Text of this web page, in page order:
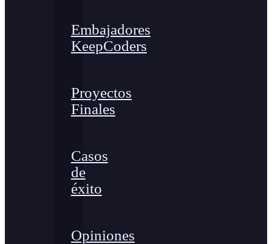
Embajadores
KeepCoders
Proyectos
Finales
Casos
de
éxito
Opiniones